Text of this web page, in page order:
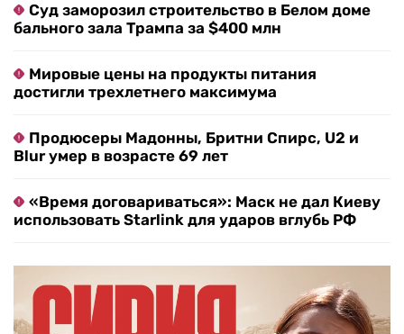
Суд заморозил строительство в Белом доме
бального зала Трампа за $400 млн
Мировые цены на продукты питания
достигли трехлетнего максимума
Продюсеры Мадонны, Бритни Спирс, U2 и
Blur умер в возрасте 69 лет
«Время договариваться»: Маск не дал Киеву
использовать Starlink для ударов вглубь РФ